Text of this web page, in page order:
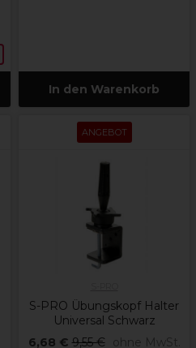
In den Warenkorb
ANGEBOT
S-PRO Übungskopf Halter
Universal Schwarz
6,68 € 9,55 € ohne MwSt.